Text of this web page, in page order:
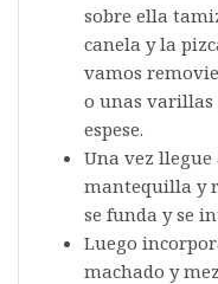
sobre ella
canela y la
vamos
o unas varillas
espese.
Una vez
mantequilla y
se funda y se
Luego
machado y